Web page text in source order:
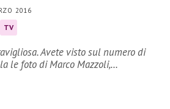
2016
TV
Avete visto sul numero di
le foto di Marco Mazzoli,…